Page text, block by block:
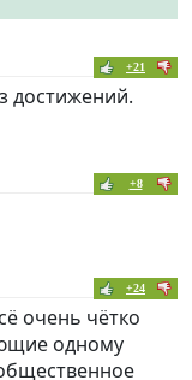
+21
достижений.
+8
+24
очень чётко
одному